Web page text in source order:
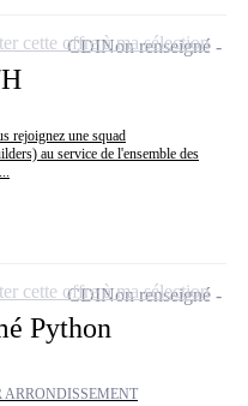
rejoignez une squad
au service de l'ensemble des
CDINon renseigné
cette offre à ma sélection
Python
ARRONDISSEMENT
CDINon renseigné
cette offre à ma sélection